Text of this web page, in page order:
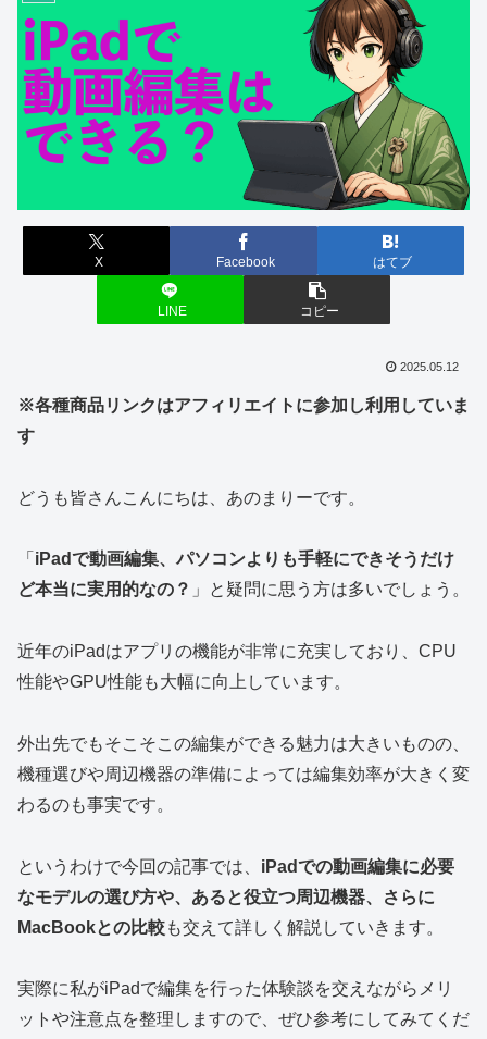
X Facebook はてブ
LINE コピー
2025.05.12
※各種商品リンクはアフィリエイトに参加し利用していま
す
どうも皆さんこんにちは、あのまりーです。
「 iPadで動画編集、パソコンよりも手軽にできそうだけ
ど本当に実用的なの？ 」と疑問に思う方は多いでしょう。
近年のiPadはアプリの機能が非常に充実しており、CPU
性能やGPU性能も大幅に向上しています。
外出先でもそこそこの編集ができる魅力は大きいものの、
機種選びや周辺機器の準備によっては編集効率が大きく変
わるのも事実です。
というわけで今回の記事では、 iPadでの動画編集に必要
なモデルの選び方や、あると役立つ周辺機器、さらに
MacBookとの比較も交えて詳しく解説していきます。
実際に私がiPadで編集を行った体験談を交えながらメリ
ットや注意点を整理しますので、ぜひ参考にしてみてくだ